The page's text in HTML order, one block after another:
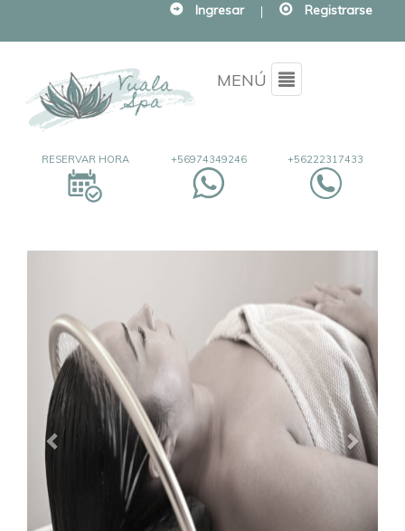
Ingresar | Registrarse
MENÚ Menu
+56222317433
+56974349246
RESERVAR HORA